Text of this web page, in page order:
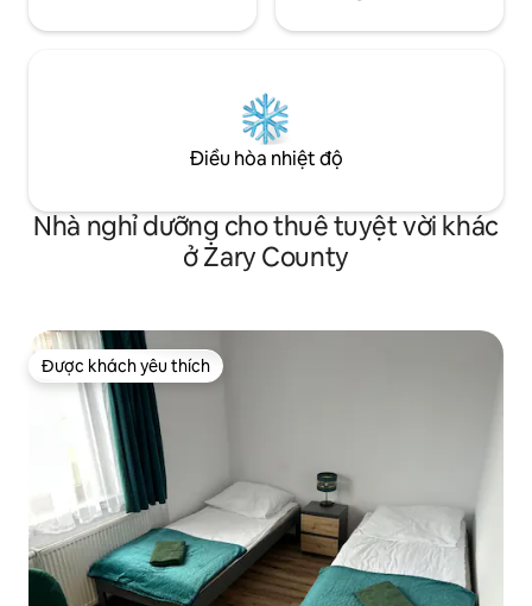
Điều hòa nhiệt độ
Nhà nghỉ dưỡng cho thuê tuyệt vời khác
ở Żary County
Được khách yêu thích
Được khách yêu thích